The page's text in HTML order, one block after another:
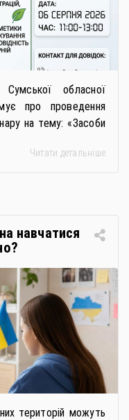
обласної
про проведення
на тему: «Засоби
та обрати безпечну і
Читати детальніше
навчатися
територій можуть